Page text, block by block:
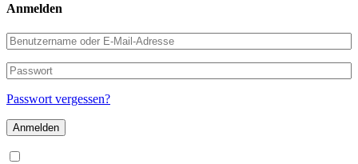
Anmelden
Benutzername
oder
E-
Mail-
Adresse
Passwort
Passwort vergessen?